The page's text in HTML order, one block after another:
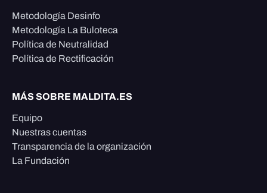
Metodología Desinfo
Metodología La Buloteca
Política de Neutralidad
Política de Rectificación
MÁS SOBRE MALDITA.ES
Equipo
Nuestras cuentas
Transparencia de la organización
La Fundación